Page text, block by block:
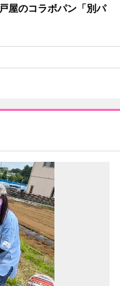
屋のコラボパン「別パ